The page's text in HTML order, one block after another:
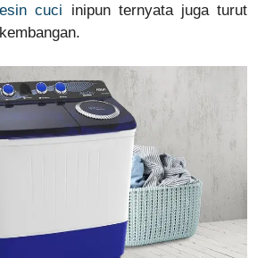
cuci inipun ternyata juga turut